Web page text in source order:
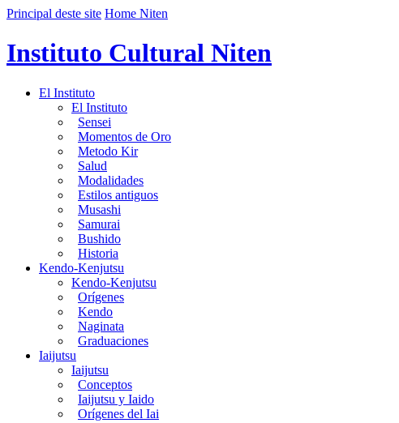
Principal deste site Home Niten
Instituto Cultural Niten
El Instituto
El Instituto
Sensei
Momentos de Oro
Metodo Kir
Salud
Modalidades
Estilos antiguos
Musashi
Samurai
Bushido
Historia
Kendo-Kenjutsu
Kendo-Kenjutsu
Orígenes
Kendo
Naginata
Graduaciones
Iaijutsu
Iaijutsu
Conceptos
Iaijutsu y Iaido
Orígenes del Iai